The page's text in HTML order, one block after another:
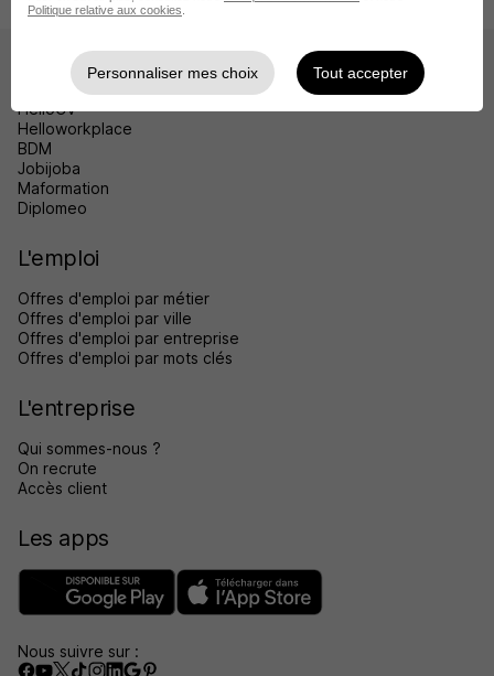
Les sites
HelloCV
Helloworkplace
BDM
Jobijoba
Maformation
Diplomeo
L'emploi
Offres d'emploi par métier
Offres d'emploi par ville
Offres d'emploi par entreprise
Offres d'emploi par mots clés
L'entreprise
Qui sommes-nous ?
On recrute
Accès client
Les apps
Nous suivre sur :
Politique relative aux cookies
Personnaliser mes choix Tout accepter